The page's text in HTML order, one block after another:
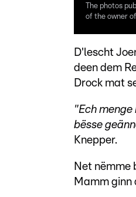
The photos
of the owner
D'lescht
deen dem
Drock mat
"Ech
bësse
Knepper.
Net nëmme
Mamm ginn